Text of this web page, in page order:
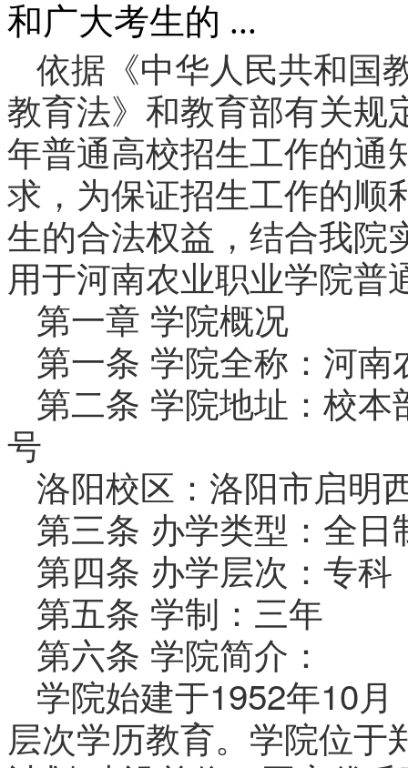
和广大考生的 ...
依据《中华人民共和国
教育法》和教育部有关规
年普通高校招生工作的通
求，为保证招生工作的顺
生的合法权益，结合我院
用于河南农业职业学院
第一章 学院概况
第一条 学院全称：河南
第二条 学院地址：校
号
洛阳校区：洛阳市启明
第三条 办学类型：全
第四条 办学层次：专科
第五条 学制：三年
第六条 学院简介：
学院始建于1952年10
层次学历教育。学院位于